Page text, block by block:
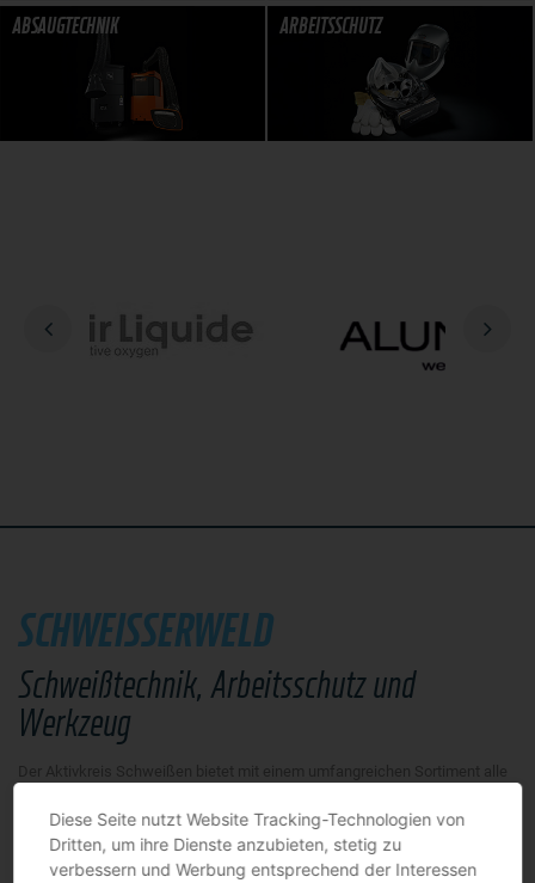
ABSAUGTECHNIK ARBEITSSCHUTZ
SCHWEISSERWELD
Schweißtechnik, Arbeitsschutz und
Werkzeug
Thema Schweißtechnik finden Sie hier alle Neuigkeiten.
Wir freuen uns auf dieser Website Neuigkeiten und Lösungen für die
Kunden und Interessierte aus Bau, Handwerk, Industrie und Kommunen
Diese Seite nutzt Website Tracking-Technologien von
Dritten, um ihre Dienste anzubieten, stetig zu
verbessern und Werbung entsprechend der Interessen